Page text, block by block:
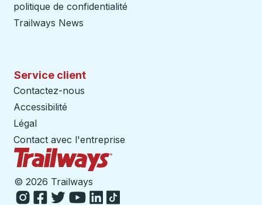
politique de confidentialité
Trailways News
Service client
Contactez-nous
Accessibilité
Légal
Contact avec l'entreprise
© 2026 Trailways